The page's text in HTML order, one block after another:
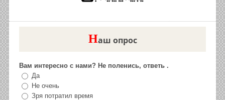
Наш опрос
Вам интересно с нами? Не поленись, ответь .
Да
Не очень
Зря потратил время